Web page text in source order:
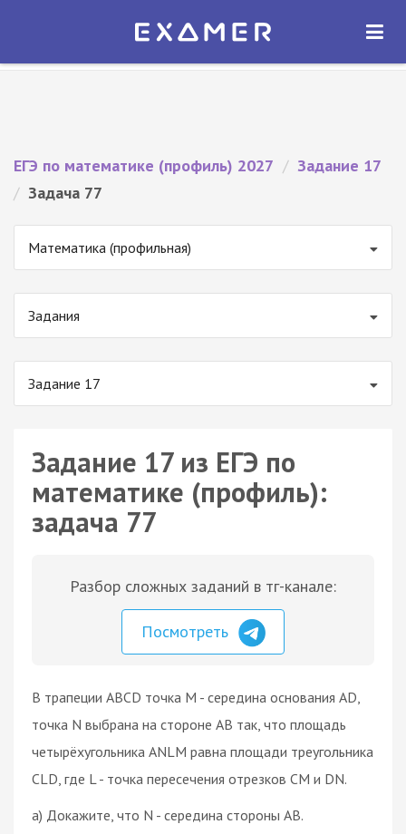
Экзамер — ЕГЭ 2027
ОТКРЫТЬ
ЕГЭ по математике (профиль) 2027 / Задание 17
/ Задача 77
Математика (профильная)
Задания
Задание 17
Задание 17 из ЕГЭ по
математике (профиль):
задача 77
Разбор сложных заданий в тг-канале:
Посмотреть
В трапеции ABCD точка M - середина основания AD,
точка N выбрана на стороне AB так, что площадь
четырёхугольника ANLM равна площади треугольника
CLD, где L - точка пересечения отрезков CM и DN.
а) Докажите, что N - середина стороны AB.